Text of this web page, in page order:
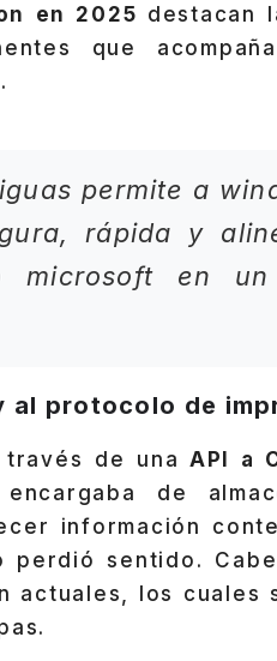
en 2025 destacan
que
permite a
rápida y
microsoft en un
protocolo de
de una API a
de
información
sentido.
los cuales